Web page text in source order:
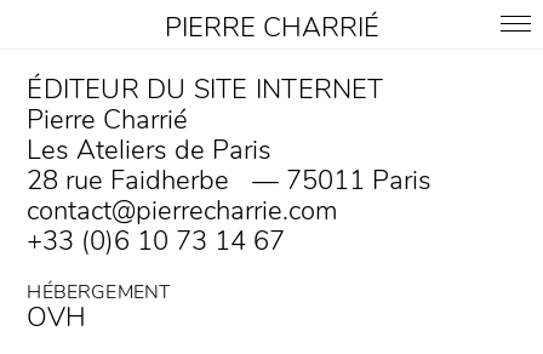
PIERRE CHARRIÉ
ÉDITEUR DU SITE INTERNET
Pierre Charrié
Les Ateliers de Paris
28 rue Faidherbe — 75011 Paris
contact@pierrecharrie.com
+33 (0)6 10 73 14 67
HÉBERGEMENT
OVH